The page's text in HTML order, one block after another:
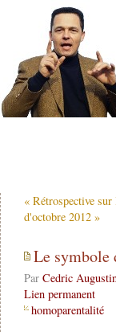
« Rétrospective
d'octobre 2012 »
Le symbole
Par Cedric
Lien permanent
homoparentalité